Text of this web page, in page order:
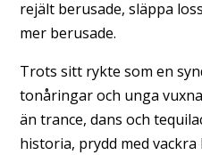
rejält berusade, släppa
mer berusade.
Trots sitt rykte som en
tonåringar och unga
än trance, dans och
historia, prydd med